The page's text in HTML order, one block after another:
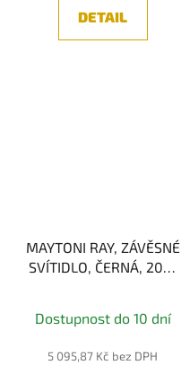
DETAIL
MAYTONI RAY, ZÁVĚSNÉ
SVÍTIDLO, ČERNÁ, 20W
Dostupnost do 10 dní
5 095,87 Kč bez DPH